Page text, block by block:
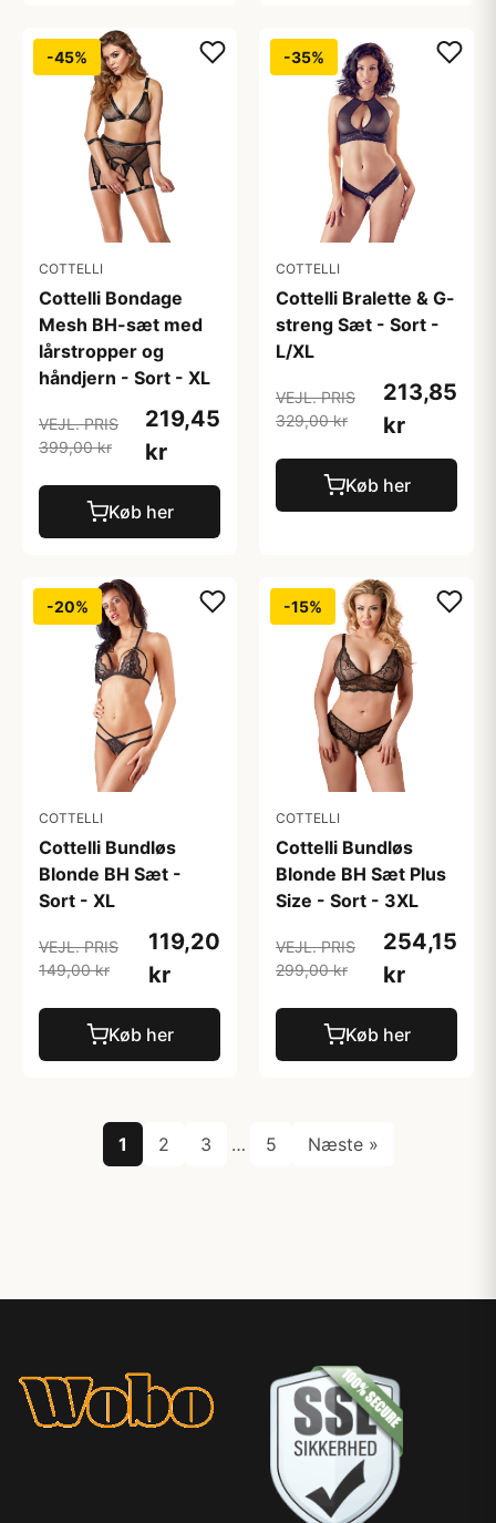
-45%
COTTELLI
Cottelli Bondage
Mesh BH-sæt med
lårstropper og
håndjern - Sort - XL
VEJL. PRIS
399,00 kr
219,45
kr
Køb her
-35%
COTTELLI
Cottelli Bralette & G-
streng Sæt - Sort -
L/XL
VEJL. PRIS
329,00 kr
213,85
kr
Køb her
-20%
COTTELLI
Cottelli Bundløs
Blonde BH Sæt -
Sort - XL
VEJL. PRIS
149,00 kr
119,20
kr
Køb her
-15%
COTTELLI
Cottelli Bundløs
Blonde BH Sæt Plus
Size - Sort - 3XL
VEJL. PRIS
299,00 kr
254,15
kr
Køb her
1 2 3 … 5 Næste »